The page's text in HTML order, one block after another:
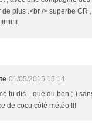
plus .<br /> superbe CR
01/05/2015 15:14
tu dis .. que du bon ;-)
de cocu côté météo !!!